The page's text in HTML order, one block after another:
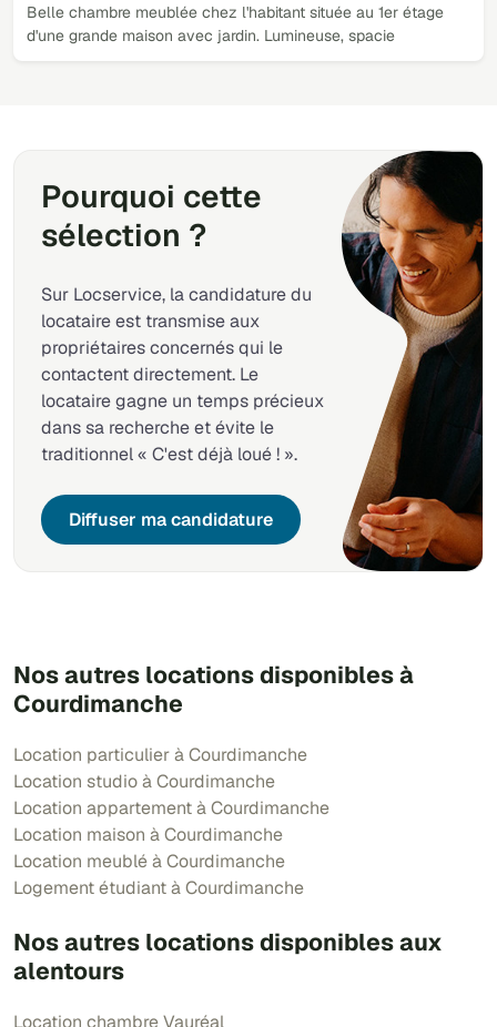
Belle chambre meublée chez l'habitant située au 1er étage
d'une grande maison avec jardin. Lumineuse, spacie
Pourquoi cette
sélection ?
Sur Locservice, la candidature du
locataire est transmise aux
propriétaires concernés qui le
contactent directement. Le
locataire gagne un temps précieux
dans sa recherche et évite le
traditionnel « C'est déjà loué ! ».
Diffuser ma candidature
Nos autres locations disponibles à
Courdimanche
Location particulier à Courdimanche
Location studio à Courdimanche
Location appartement à Courdimanche
Location maison à Courdimanche
Location meublé à Courdimanche
Logement étudiant à Courdimanche
Nos autres locations disponibles aux
alentours
Location chambre Vauréal